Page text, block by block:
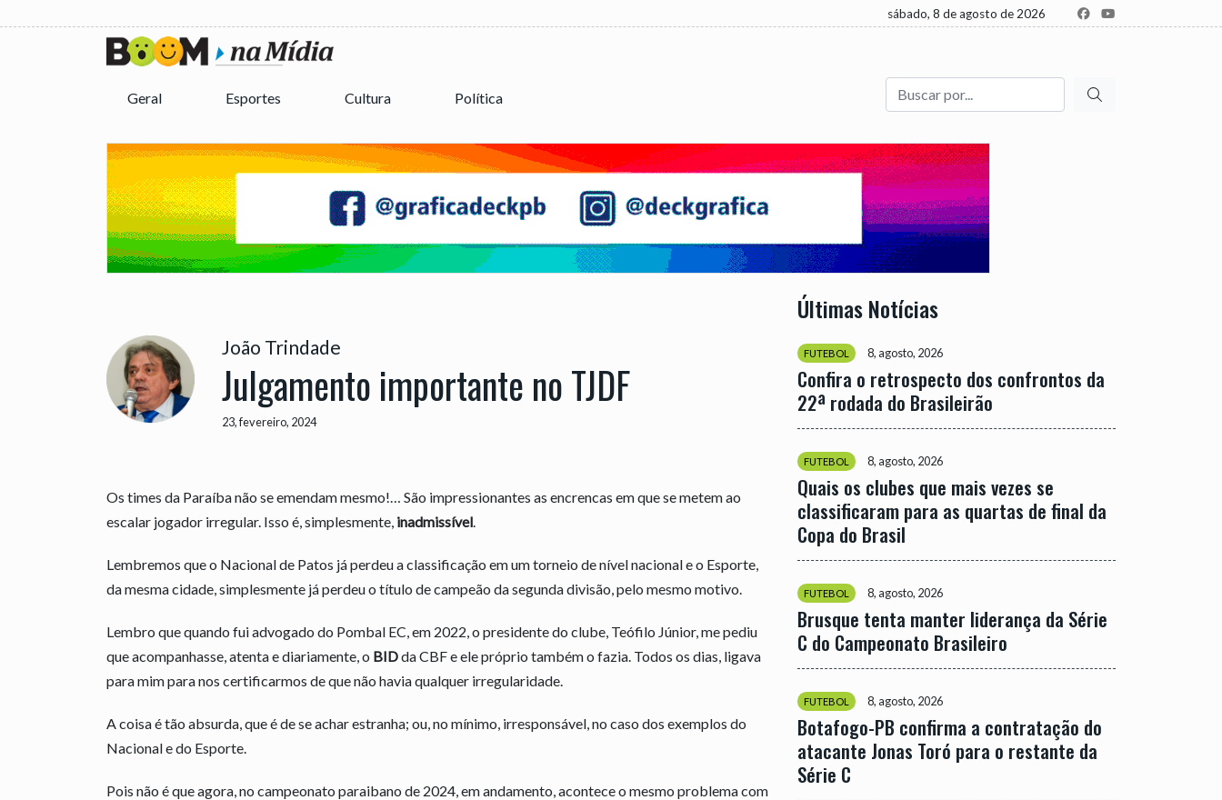
sábado, 8 de agosto de 2026
Geral Esportes Cultura Política
Buscar
João Trindade
Julgamento importante no TJDF
23, fevereiro, 2024
Os times da Paraíba não se emendam mesmo!… São impressionantes as encrencas em que se metem ao
escalar jogador irregular. Isso é, simplesmente, inadmissível.
Lembremos que o Nacional de Patos já perdeu a classificação em um torneio de nível nacional e o Esporte,
da mesma cidade, simplesmente já perdeu o título de campeão da segunda divisão, pelo mesmo motivo.
Lembro que quando fui advogado do Pombal EC, em 2022, o presidente do clube, Teófilo Júnior, me pediu
que acompanhasse, atenta e diariamente, o BIDda CBF e ele próprio também o fazia. Todos os dias, ligava
para mim para nos certificarmos de que não havia qualquer irregularidade.
A coisa é tão absurda, que é de se achar estranha; ou, no mínimo, irresponsável, no caso dos exemplos do
Nacional e do Esporte.
Pois não é que agora, no campeonato paraibano de 2024, em andamento, acontece o mesmo problema com
Últimas Notícias
FUTEBOL 8, agosto, 2026
Confira o retrospecto dos confrontos da
22ª rodada do Brasileirão
FUTEBOL 8, agosto, 2026
Quais os clubes que mais vezes se
classificaram para as quartas de final da
Copa do Brasil
FUTEBOL 8, agosto, 2026
Brusque tenta manter liderança da Série
C do Campeonato Brasileiro
FUTEBOL 8, agosto, 2026
Botafogo-PB confirma a contratação do
atacante Jonas Toró para o restante da
Série C